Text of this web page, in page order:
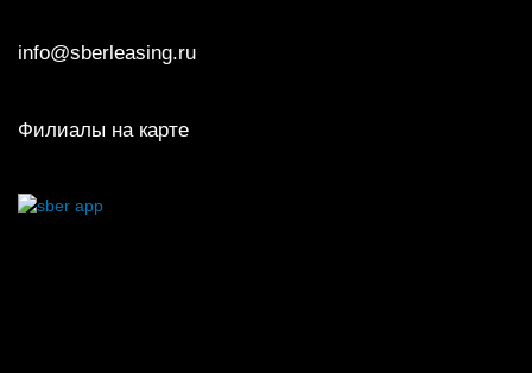
info@sberleasing.ru
Филиалы на карте